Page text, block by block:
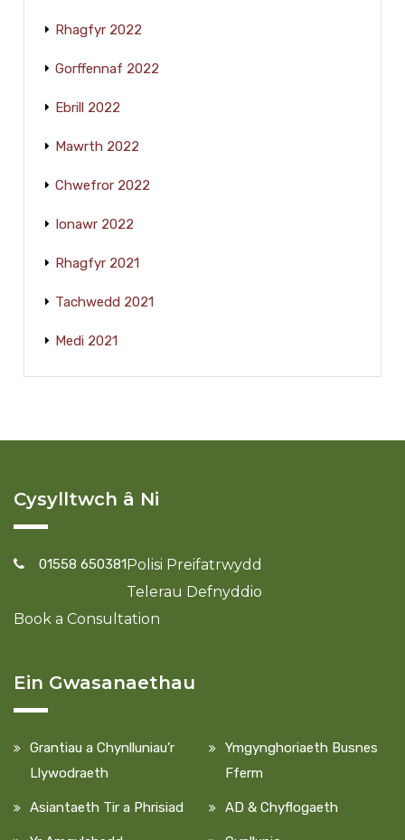
Rhagfyr 2022
Gorffennaf 2022
Ebrill 2022
Mawrth 2022
Chwefror 2022
Ionawr 2022
Rhagfyr 2021
Tachwedd 2021
Medi 2021
Cysylltwch â Ni
01558 650381Polisi Preifatrwydd
Telerau Defnyddio
Book a Consultation
Ein Gwasanaethau
Grantiau a Chynlluniau’r
Llywodraeth
Ymgynghoriaeth Busnes
Fferm
Asiantaeth Tir a Phrisiad AD & Chyflogaeth